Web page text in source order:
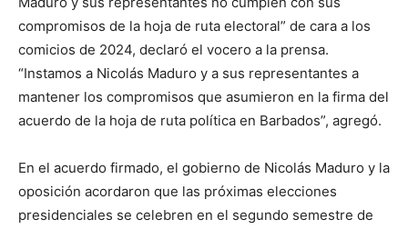
compromisos de la hoja de ruta electoral” de cara a los
comicios de 2024, declaró el vocero a la prensa.
“Instamos a Nicolás Maduro y a sus representantes a
mantener los compromisos que asumieron en la firma del
acuerdo de la hoja de ruta política en Barbados”, agregó.
En el acuerdo firmado, el gobierno de Nicolás Maduro y la
oposición acordaron que las próximas elecciones
presidenciales se celebren en el segundo semestre de